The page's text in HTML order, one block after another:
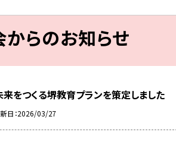
らのお知らせ
つくる堺教育プランを策定しました
日 2026/03/27